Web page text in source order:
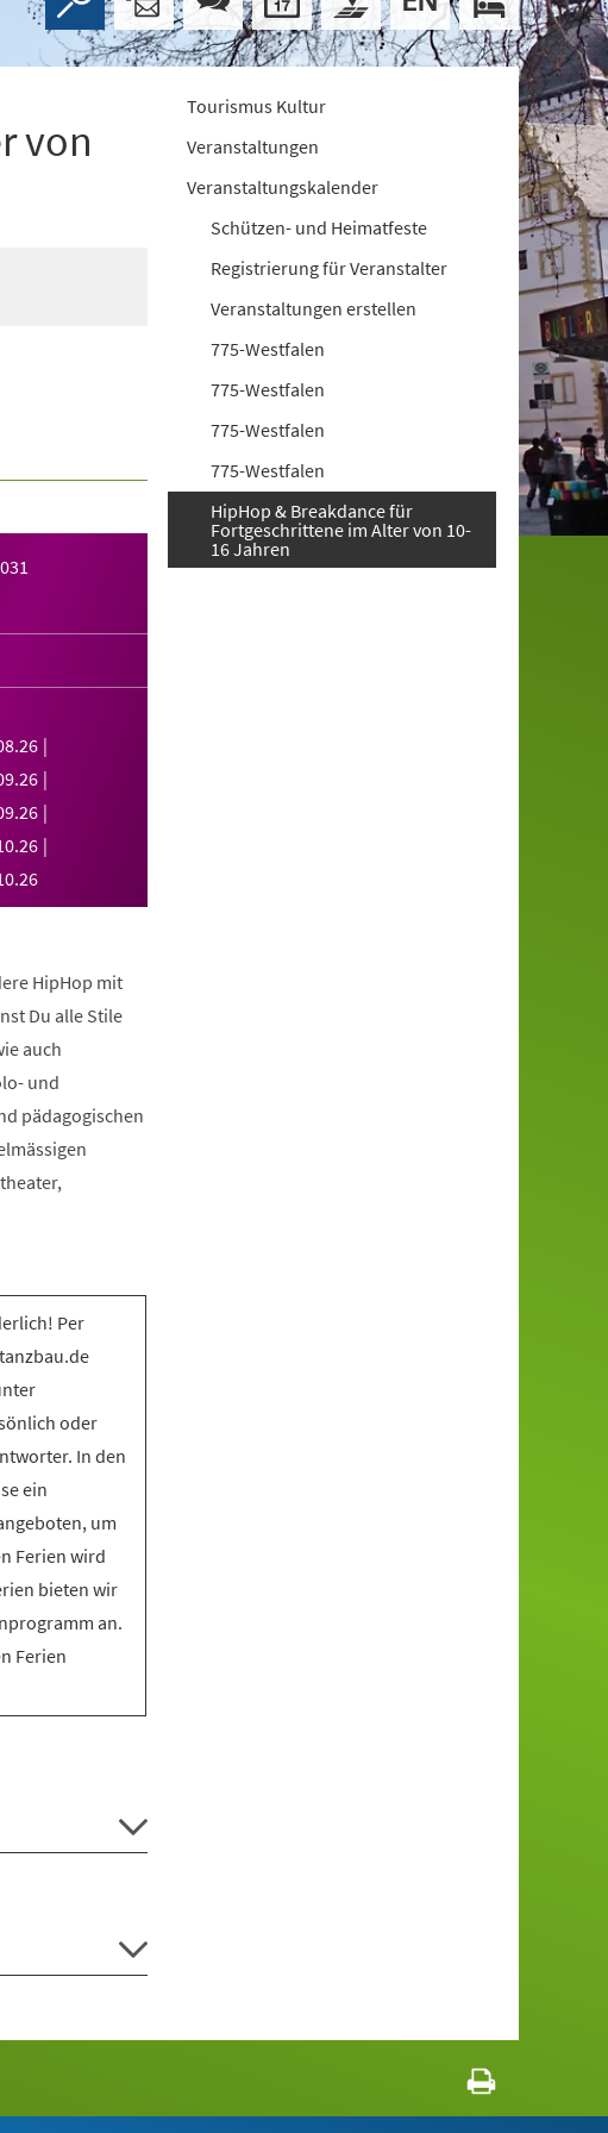
von
.26
.26
.26
.26
.26
HipHop mit
Du alle Stile
auch
und
pädagogischen
Per
oder
In den
ein
um
Ferien wird
bieten wir
an.
Ferien
Tourismus Kultur
Veranstaltungen
Veranstaltungskalender
Schützen- und Heimatfeste
Registrierung für Veranstalter
Veranstaltungen erstellen
775-Westfalen
775-Westfalen
775-Westfalen
775-Westfalen
HipHop & Breakdance für
Fortgeschrittene im Alter von 10-
16 Jahren